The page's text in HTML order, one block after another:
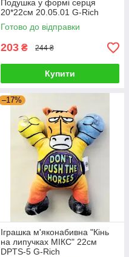
Подушка у формі серця
20*22см 20.05.01 G-Rich
Готово до відправки
203 ₴ 244 ₴
Купити
–17%
Іграшка м'яконабивна "Кінь
на липучках МІКС" 22см
DPTS-5 G-Rich